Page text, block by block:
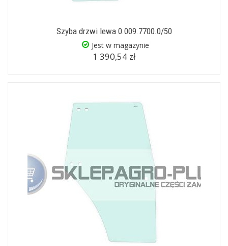
Szyba drzwi lewa 0.009.7700.0/50
Jest w magazynie
1 390,54 zł